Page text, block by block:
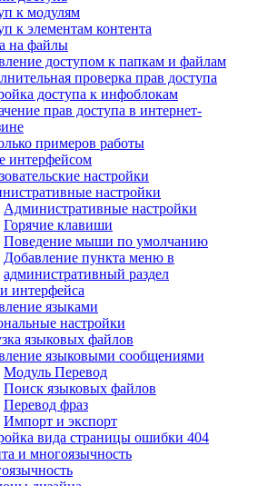
к модулям
к элементам контента
на файлы
доступом к папкам и файлам
проверка прав доступа
доступа к инфоблокам
прав доступа в интернет-
примеров работы
интерфейсом
настройки
настройки
Административные настройки
Горячие клавиши
Поведение мыши по умолчанию
Добавление пункта меню в
административный раздел
интерфейса
языками
настройки
языковых файлов
языковыми сообщениями
Mодуль Перевод
Поиск языковых файлов
Перевод фраз
Импорт и экспорт
вида страницы ошибки 404
и многоязычность